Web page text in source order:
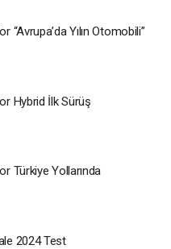
Yılın Otomobili”
Hybrid İlk Sürüş
Türkiye Yollarında
2024 Test